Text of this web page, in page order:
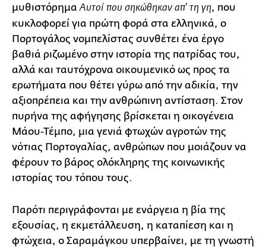
μυθιστόρημα Αυτοί που σηκώθηκαν απ’ τη γη, που
κυκλοφορεί για πρώτη φορά στα ελληνικά, ο
Πορτογάλος νομπελίστας συνθέτει ένα έργο
βαθιά ριζωμένο στην ιστορία της πατρίδας του,
αλλά και ταυτόχρονα οικουμενικό ως προς τα
ερωτήματα που θέτει γύρω από την αδικία, την
αξιοπρέπεια και την ανθρώπινη αντίσταση. Στον
πυρήνα της αφήγησης βρίσκεται η οικογένεια
Μάου-Τέμπο, μια γενιά φτωχών αγροτών της
νότιας Πορτογαλίας, ανθρώπων που μοιάζουν να
φέρουν το βάρος ολόκληρης της κοινωνικής
ιστορίας του τόπου τους.
Παρότι περιγράφονται με ενάργεια η βία της
εξουσίας, η εκμετάλλευση, η καταπίεση και η
φτώχεια, ο Σαραμάγκου υπερβαίνει, με τη γνωστή